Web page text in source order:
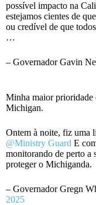
possível impacto na
estejamos cientes de
ou credível de que
…
– Governador Gavin
Minha maior prioridade
Michigan.
Ontem à noite, fiz uma
@Ministry Guard E
monitorando de perto a
proteger o Michiganda.
– Governador Gregn
2025